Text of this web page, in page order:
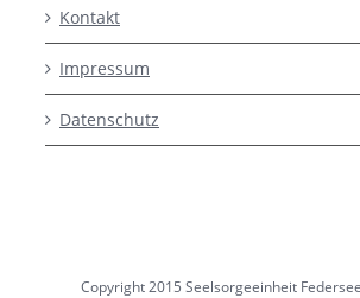
Kontakt
Impressum
Datenschutz
Copyright 2015 Seelsorgeeinheit